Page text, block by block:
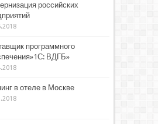
российских
программного
ВДГБ»
в отеле в Москве